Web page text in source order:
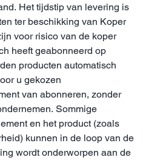
Het tijdstip van levering is
ter beschikking van Koper
voor risico van de koper
heeft geabonneerd op
producten automatisch
u gekozen
van abonneren, zonder
Sommige
en het product (zoals
kunnen in de loop van de
wordt onderworpen aan de